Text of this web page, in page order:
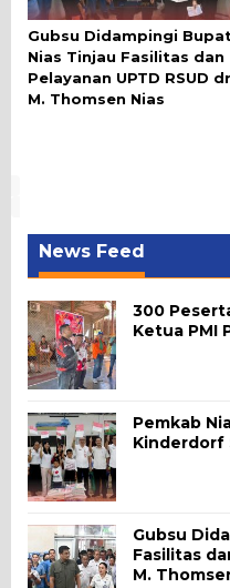
Gubsu Didampingi
Nias Tinjau Fasilitas dan
Pelayanan UPTD RSUD
M. Thomsen Nias
News Feed
300
Ketua PMI
Pemkab
Kinderdorf
Gubsu
Fasilitas
M.